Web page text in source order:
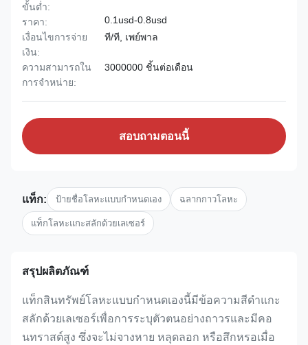
ขั้นต่ำ:
ราคา:
0.1usd-0.8usd
เงื่อนไขการจ่าย
เงิน:
ที/ที, เพย์พาล
ความสามารถใน
การจําหน่าย:
3000000 ชิ้นต่อเดือน
สอบถามตอนนี้
แท็ก: ป้ายชื่อโลหะแบบกำหนดเอง ฉลากกาวโลหะ
แท็กโลหะแกะสลักด้วยเลเซอร์
สรุปผลิตภัณฑ์
แท็กสินทรัพย์โลหะแบบกำหนดเองนี้มีข้อความสีดำแกะ
สลักด้วยเลเซอร์เพื่อการระบุตัวตนอย่างถาวรและมีคอ
นทราสต์สูง ซึ่งจะไม่จางหาย หลุดลอก หรือสึกหรอเมื่อ